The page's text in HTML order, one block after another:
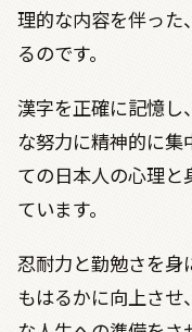
理的な内容を伴った
るのです。
漢字を正確に記憶
な努力に精神的に集
ての日本人の心理
ています。
忍耐力と勤勉さを身
もはるかに向上さ